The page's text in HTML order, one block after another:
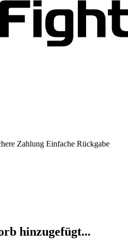
Zahlung Einfache Rückgabe
hinzugefügt...